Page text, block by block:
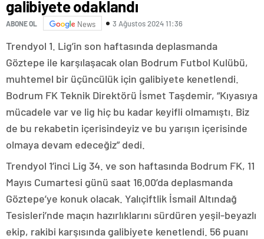
galibiyete odaklandı
ABONE OL News 3 Ağustos 2024 11:36
Trendyol 1. Lig’in son haftasında deplasmanda
Göztepe ile karşılaşacak olan Bodrum Futbol Kulübü,
muhtemel bir üçüncülük için galibiyete kenetlendi.
Bodrum FK Teknik Direktörü İsmet Taşdemir, “Kıyasıya
mücadele var ve lig hiç bu kadar keyifli olmamıştı. Biz
de bu rekabetin içerisindeyiz ve bu yarışın içerisinde
olmaya devam edeceğiz” dedi.
Trendyol 1’inci Lig 34. ve son haftasında Bodrum FK, 11
Mayıs Cumartesi günü saat 16.00’da deplasmanda
Göztepe’ye konuk olacak. Yalıçiftlik İsmail Altındağ
Tesisleri’nde maçın hazırlıklarını sürdüren yeşil-beyazlı
ekip, rakibi karşısında galibiyete kenetlendi. 56 puanı